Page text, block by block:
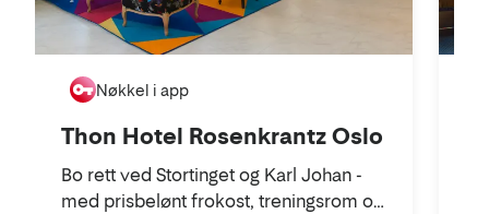
Thon Hotel Rosenkrantz Oslo
Bo rett ved Stortinget og Karl Johan -
med prisbelønt frokost, treningsrom og
Nøkkel i app